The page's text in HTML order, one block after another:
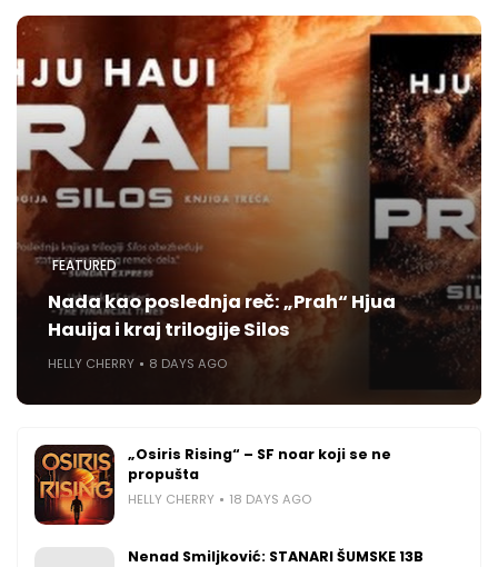
FEATURED
Nada kao poslednja reč: „Prah“ Hjua
Hauija i kraj trilogije Silos
HELLY CHERRY 8 DAYS AGO
„Osiris Rising“ – SF noar koji se ne
propušta
HELLY CHERRY 18 DAYS AGO
Nenad Smiljković: STANARI ŠUMSKE 13B